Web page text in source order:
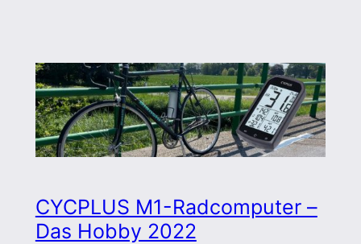
CYCPLUS M1-Radcomputer –
Das Hobby 2022